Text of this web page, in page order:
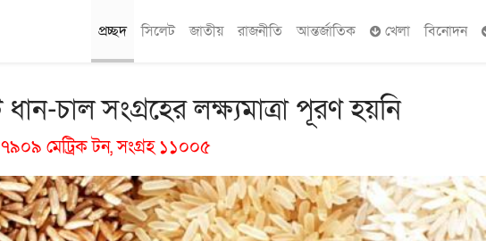
প্রচ্ছদ সিলেট জাতীয় রাজনীতি আন্তর্জাতিক খেলা বিনোদন
চাল সংগ্রহের লক্ষ্যমাত্রা পূরণ হয়নি
মেট্রিক টন, সংগ্রহ ১১০০৫